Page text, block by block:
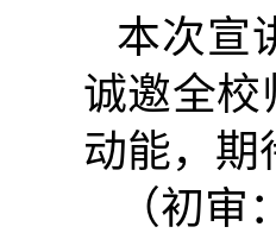
本次宣
诚邀全校
动能，期
（初